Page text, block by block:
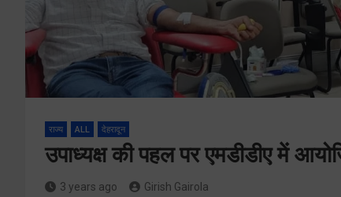
राज्य ALL देहरादून
उपाध्यक्ष की पहल पर एमडीडीए में
3 years ago Girish Gairola